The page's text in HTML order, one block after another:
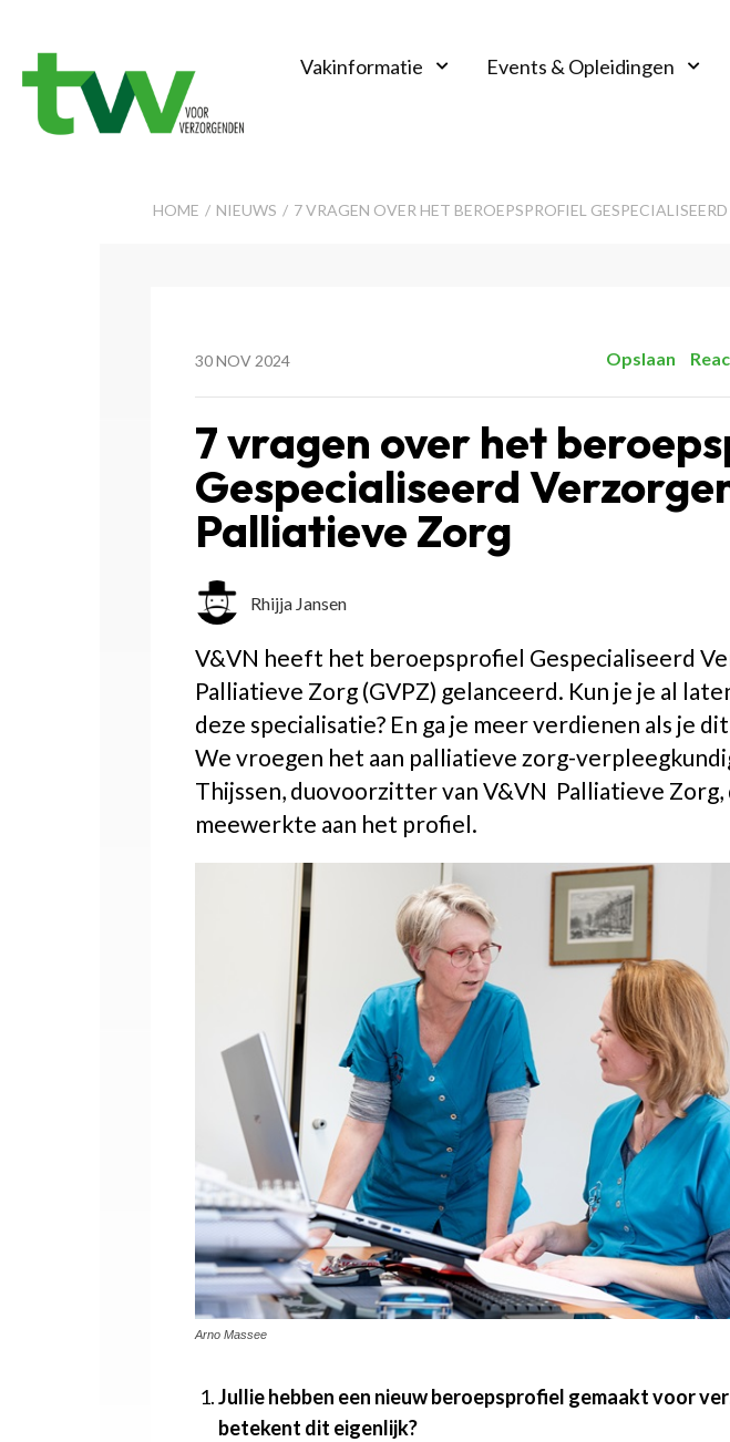
Vakinformatie Events & Opleidingen
HOME NIEUWS 7 VRAGEN OVER HET BEROEPSPROFIEL
30 NOV 2024 Opslaan
7 vragen over het
Gespecialiseerd
Palliatieve Zorg
Rhijja Jansen
V&VN heeft het beroepsprofiel Gespecialiseerd
Palliatieve Zorg (GVPZ) gelanceerd. Kun je je al
deze specialisatie? En ga je meer verdienen als je
We vroegen het aan palliatieve zorg-
Thijssen, duovoorzitter van V&VN Palliatieve Zorg,
meewerkte aan het profiel.
Arno Massee
Jullie hebben een nieuw beroepsprofiel gemaakt voor
betekent dit eigenlijk?